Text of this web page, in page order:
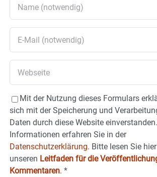
Mit der Nutzung dieses Formulars
sich mit der Speicherung und
Daten durch diese Website
Informationen erfahren Sie in der
Datenschutzerklärung. Bitte lesen Sie
unseren Leitfaden für die
Kommentaren. *